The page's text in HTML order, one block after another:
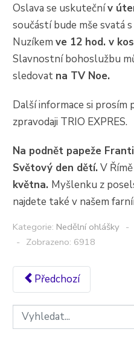
Oslava se uskutečnív
součástí bude mše svatá
Nuzíkemve 12 hod. v
Slavnostní bohoslužbu
sledovat na TV Noe.
Další informace si prosím
zpravodaji TRIO EXPRES.
Na podnět papeže
Světový den dětí.V
května. Myšlenku z
najdete také v našem
Kategorie: Nedělní ohlášky
Zobrazeno: 6918
Předchozí